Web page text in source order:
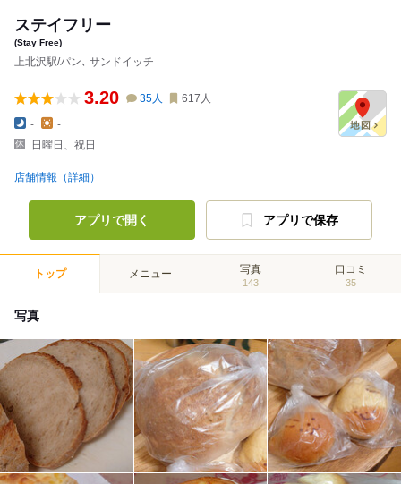
ステイフリー
(Stay Free)
上北沢駅/パン､ サンドイッチ
3.20 35人 617 人
-
-
日曜日、祝日
店舗情報（詳細）
アプリで開く アプリで保存
トップ メニュー 写真
143
口コミ
35
写真